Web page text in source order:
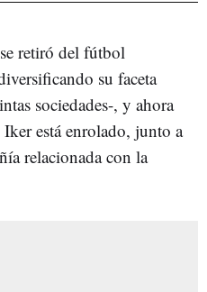
retiró del fútbol
su faceta
sociedades-, y ahora
está enrolado, junto a
relacionada con la